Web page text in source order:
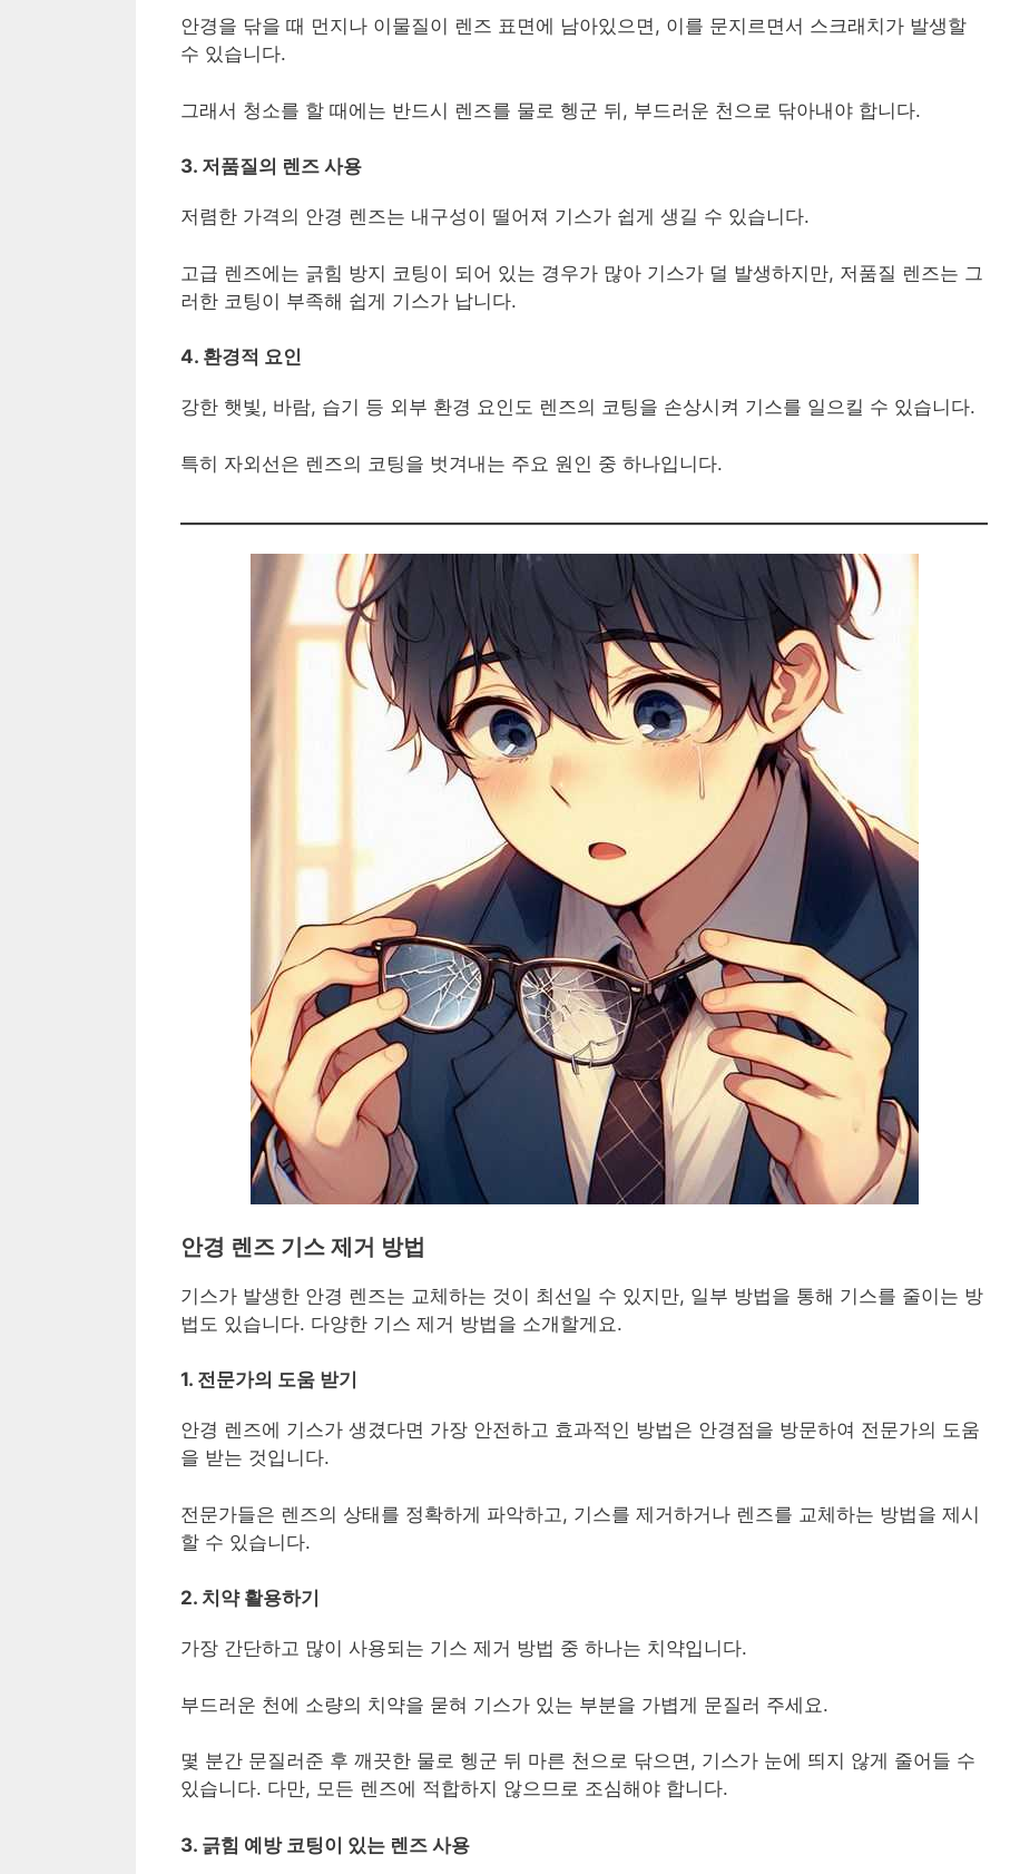
안경을 닦을 때 먼지나 이물질이 렌즈 표면에 남아있으면, 이를 문지르면서 스크래치가 발생할
수 있습니다.
그래서 청소를 할 때에는 반드시 렌즈를 물로 헹군 뒤, 부드러운 천으로 닦아내야 합니다.
3. 저품질의 렌즈 사용
저렴한 가격의 안경 렌즈는 내구성이 떨어져 기스가 쉽게 생길 수 있습니다.
고급 렌즈에는 긁힘 방지 코팅이 되어 있는 경우가 많아 기스가 덜 발생하지만, 저품질 렌즈는 그
러한 코팅이 부족해 쉽게 기스가 납니다.
4. 환경적 요인
강한 햇빛, 바람, 습기 등 외부 환경 요인도 렌즈의 코팅을 손상시켜 기스를 일으킬 수 있습니다.
특히 자외선은 렌즈의 코팅을 벗겨내는 주요 원인 중 하나입니다.
안경 렌즈 기스 제거 방법
기스가 발생한 안경 렌즈는 교체하는 것이 최선일 수 있지만, 일부 방법을 통해 기스를 줄이는 방
법도 있습니다. 다양한 기스 제거 방법을 소개할게요.
1. 전문가의 도움 받기
안경 렌즈에 기스가 생겼다면 가장 안전하고 효과적인 방법은 안경점을 방문하여 전문가의 도움
을 받는 것입니다.
전문가들은 렌즈의 상태를 정확하게 파악하고, 기스를 제거하거나 렌즈를 교체하는 방법을 제시
할 수 있습니다.
2. 치약 활용하기
가장 간단하고 많이 사용되는 기스 제거 방법 중 하나는 치약입니다.
부드러운 천에 소량의 치약을 묻혀 기스가 있는 부분을 가볍게 문질러 주세요.
몇 분간 문질러준 후 깨끗한 물로 헹군 뒤 마른 천으로 닦으면, 기스가 눈에 띄지 않게 줄어들 수
있습니다. 다만, 모든 렌즈에 적합하지 않으므로 조심해야 합니다.
3. 긁힘 예방 코팅이 있는 렌즈 사용